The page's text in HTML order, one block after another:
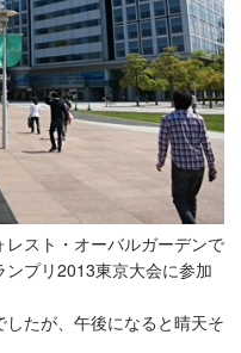
スト・オーバルガーデンで
プリ2013東京大会に参加
たが、午後になると晴天そ